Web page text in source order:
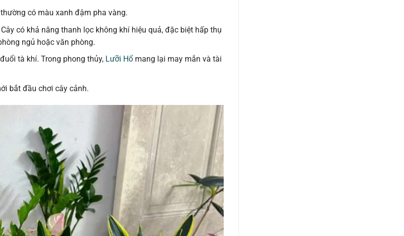
có màu xanh đậm pha vàng.
có khả năng thanh lọc không khí hiệu quả, đặc biệt hấp thụ
ngủ hoặc văn phòng.
tà khí. Trong phong thủy, Lưỡi Hổmang lại may mắn và tài
bắt đầu chơi cây cảnh.